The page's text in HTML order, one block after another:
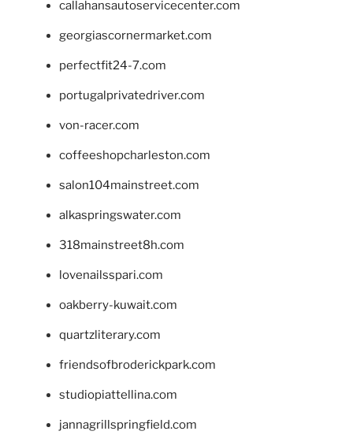
callahansautoservicecenter.com
georgiascornermarket.com
perfectfit24-7.com
portugalprivatedriver.com
von-racer.com
coffeeshopcharleston.com
salon104mainstreet.com
alkaspringswater.com
318mainstreet8h.com
lovenailsspari.com
oakberry-kuwait.com
quartzliterary.com
friendsofbroderickpark.com
studiopiattellina.com
jannagrillspringfield.com